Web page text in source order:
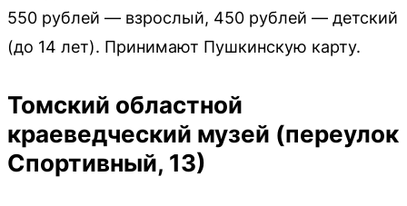
550 рублей — взрослый, 450 рублей — детский
(до 14 лет). Принимают Пушкинскую карту.
Томский областной
краеведческий музей (переулок
Спортивный, 13)